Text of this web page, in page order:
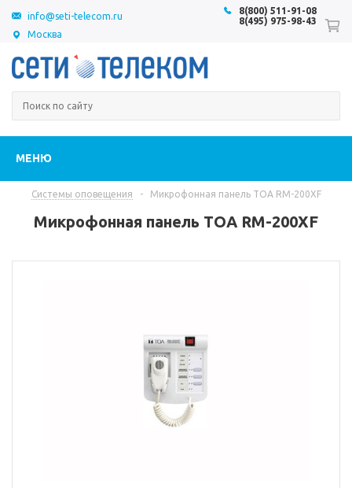
Москва
8(800) 511-91-08
8(495) 975-98-43
info@seti-telecom.ru
МЕНЮ
Системы оповещения - Микрофонная панель TOA RM-200XF
Микрофонная панель TOA RM-200XF